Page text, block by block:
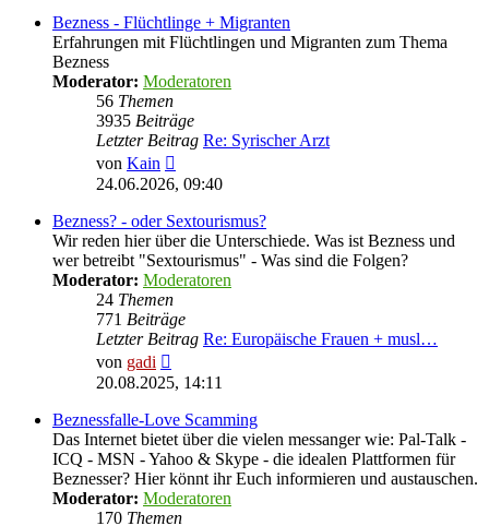
Bezness - Flüchtlinge + Migranten
Erfahrungen mit Flüchtlingen und Migranten zum Thema
Bezness
Moderator: Moderatoren
56 Themen
3935 Beiträge
Letzter Beitrag Re: Syrischer Arzt
von Kain
Beitrag
24.06.2026, 09:40
Bezness? - oder Sextourismus?
Wir reden hier über die Unterschiede. Was ist Bezness und
wer betreibt "Sextourismus" - Was sind die Folgen?
Moderator: Moderatoren
24 Themen
771 Beiträge
Letzter Beitrag Re: Europäische Frauen + musl…
von gadi
Beitrag
20.08.2025, 14:11
Beznessfalle-Love Scamming
Das Internet bietet über die vielen messanger wie: Pal-Talk -
ICQ - MSN - Yahoo & Skype - die idealen Plattformen für
Beznesser? Hier könnt ihr Euch informieren und austauschen.
Moderator: Moderatoren
170 Themen